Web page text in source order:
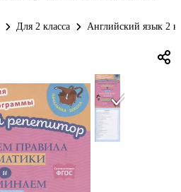
Для 2 класса Английский язык 2